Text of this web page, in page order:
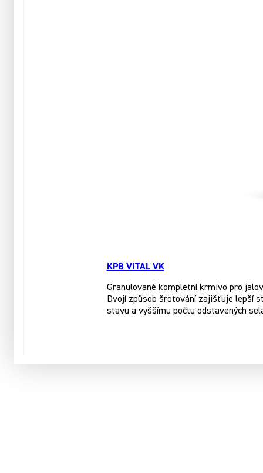
KPB VITAL VK
Granulované kompletní krmivo pro
Dvojí způsob šrotování zajišťuje lepší
stavu a vyššímu počtu odstavených